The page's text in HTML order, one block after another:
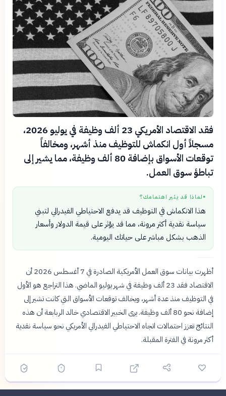
فقد الاقتصاد الأمريكي 23 ألف وظيفة في يوليو 2026،
مسجلاً أول انكماش للتوظيف منذ أشهر، ومخالفاً
توقعات الأسواق بإضافة 80 ألف وظيفة، مما يشير إلى
تباطؤ سوق العمل.
● لماذا قد يثير اهتمامك؟
هذا الانكماش في التوظيف قد يدفع الاحتياطي الفيدرالي لتبني
سياسة نقدية أكثر مرونة، مما قد يؤثر على قيمة الدولار وأسعار
الذهب بشكل مباشر على حياتك اليومية.
أظهرت بيانات سوق العمل الأمريكية الصادرة في 7 أغسطس 2026 أن
الاقتصاد فقد 23 ألف وظيفة في شهر يوليو الماضي. هذا التراجع هو الأول
في التوظيف منذ عدة أشهر، ويخالف توقعات الأسواق التي كانت تشير إلى
إضافة نحو 80 ألف وظيفة. يرى الخبير الاقتصادي خالد الربابعة أن هذه
النتائج تعزز احتمالات اتجاه الاحتياطي الفيدرالي الأمريكي نحو سياسة نقدية
أكثر مرونة في الفترة المقبلة.